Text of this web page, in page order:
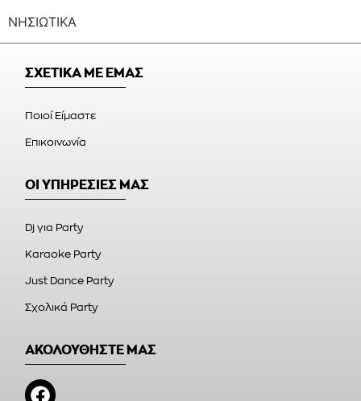
ΝΗΣΙΩΤΙΚΑ
ΣΧΕΤΙΚΑ ΜΕ ΕΜΑΣ
Ποιοί Είμαστε
Επικοινωνία
ΟΙ ΥΠΗΡΕΣΙΕΣ ΜΑΣ
Dj για Party
Karaoke Party
Just Dance Party
Σχολικά Party
ΑΚΟΛΟΥΘΗΣΤΕ ΜΑΣ